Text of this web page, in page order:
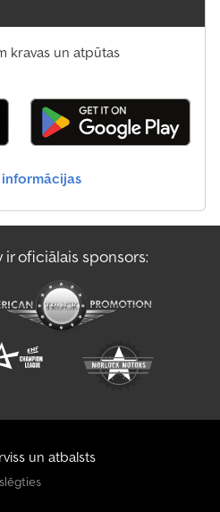
kravas un atpūtas
oficiālais sponsors:
un atbalsts